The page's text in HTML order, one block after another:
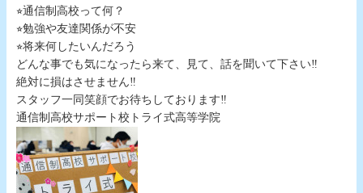
⭐︎通信制高校って何？
⭐︎勉強や友達関係が不安
⭐︎将来何したいんだろう
どんな事でも気になったら来て、見て、話を聞いて下さい‼︎
絶対に損はさせません‼︎
スタッフ一同笑顔でお待ちしております‼︎
通信制高校サポート校トライ式高等学院